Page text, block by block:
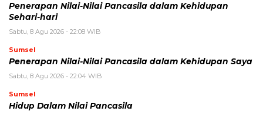
Penerapan Nilai-Nilai Pancasila dalam Kehidupan
Sehari-hari
Sabtu, 8 Agu 2026 - 22:08 WIB
Sumsel
Penerapan Nilai-Nilai Pancasila dalam Kehidupan Saya
Sabtu, 8 Agu 2026 - 22:04 WIB
Sumsel
Hidup Dalam Nilai Pancasila